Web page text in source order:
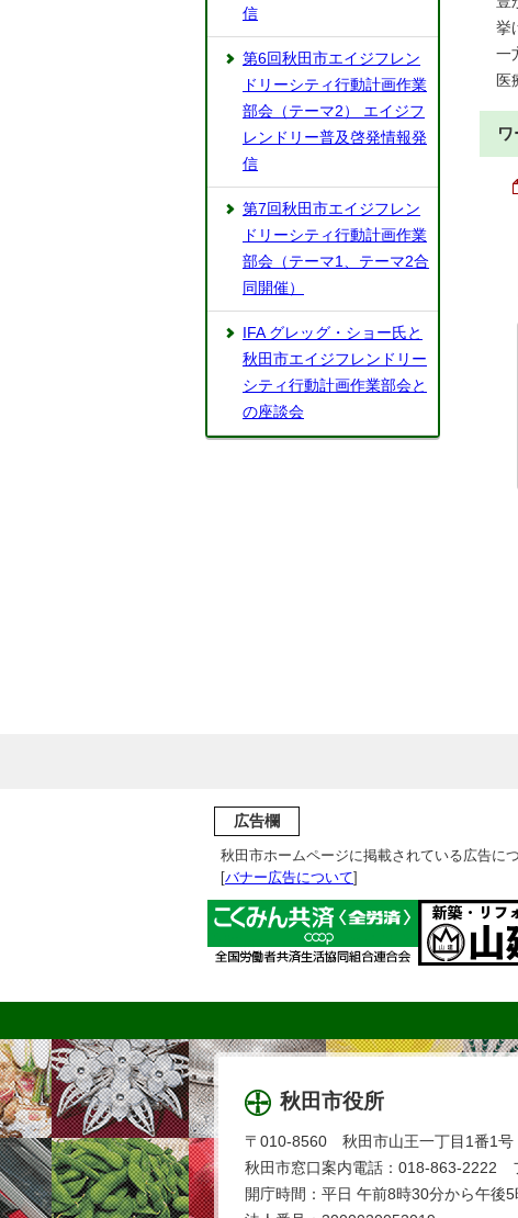
挙
一
医
信
第6回秋田市エイジフレン
ドリーシティ行動計画作業
部会（テーマ2） エイジフ
レンドリー普及啓発情報発
信
第7回秋田市エイジフレン
ドリーシティ行動計画作業
部会（テーマ1、テーマ2合
同開催）
IFA グレッグ・ショー氏と
秋田市エイジフレンドリー
シティ行動計画作業部会と
の座談会
広告欄
秋田市ホームページに掲載されている広告に
[バナー広告について]
秋田市役所
〒010-8560 秋田市山王一丁目1番1号
秋田市窓口案内電話：018-863-2222
開庁時間：平日 午前8時30分から午後